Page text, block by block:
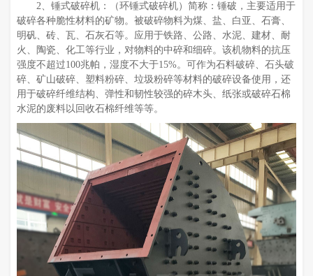
2、锤式破碎机：（环锤式破碎机）简称：锤破，主要适用于
破碎各种脆性材料的矿物。被破碎物料为煤、盐、白亚、石膏、
明矾、砖、瓦、石灰石等。应用于铁路、公路、水泥、建材、耐
火、陶瓷、化工等行业，对物料的中碎和细碎。该机物料的抗压
强度不超过100兆帕，湿度不大于15%。可作为石料破碎、石头破
碎、矿山破碎、塑料粉碎、垃圾粉碎等材料的破碎设备使用，还
用于破碎纤维结构、弹性和韧性较强的碎木头、纸张或破碎石棉
水泥的废料以回收石棉纤维等等。